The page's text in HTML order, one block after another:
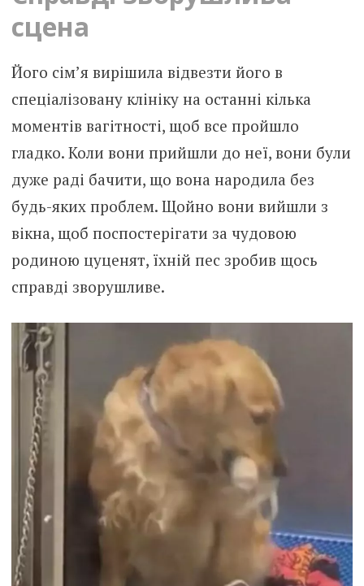
сцена
Його сім’я вирішила відвезти його в
спеціалізовану клініку на останні кілька
моментів вагітності, щоб все пройшло
гладко. Коли вони прийшли до неї, вони були
дуже раді бачити, що вона народила без
будь-яких проблем. Щойно вони вийшли з
вікна, щоб поспостерігати за чудовою
родиною цуценят, їхній пес зробив щось
справді зворушливе.